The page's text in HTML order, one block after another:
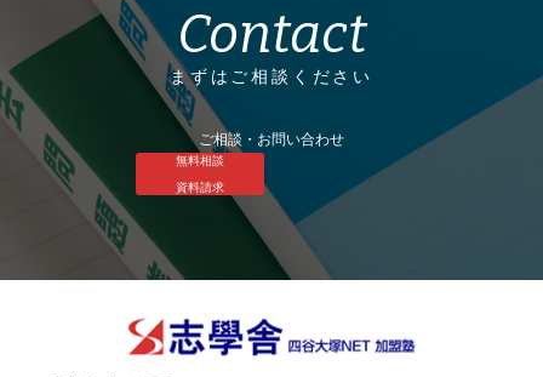
Contact
まずはご相談ください
ご相談・お問い合わせ
無料相談
資料請求